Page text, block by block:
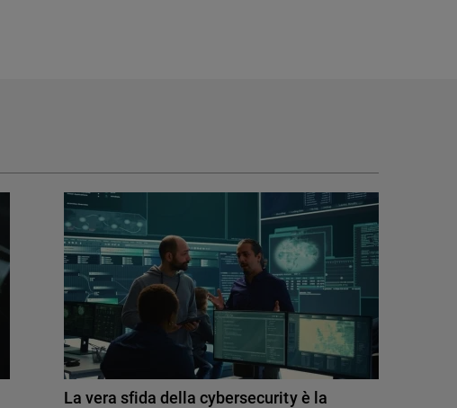
La vera sfida della cybersecurity è la